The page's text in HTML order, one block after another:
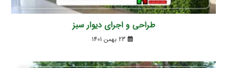
طراحی و اجرای دیوار سبز
23 بهمن 1401